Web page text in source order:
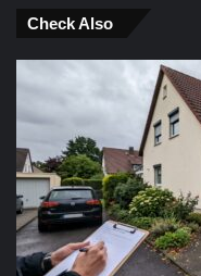
Check Also